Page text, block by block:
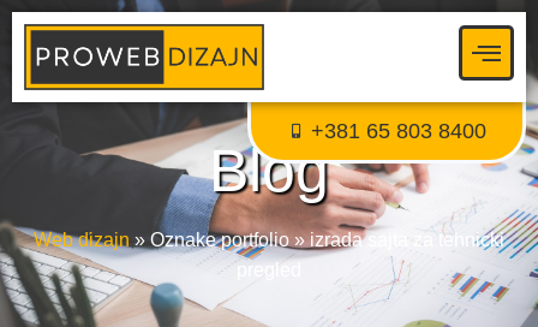
+381 65 803 8400
Blog
Web dizajn » Oznake portfolio »izrada sajta za tehnicki
pregled
Proweb tajni agent
● Dostupan — Proweb Dizajn